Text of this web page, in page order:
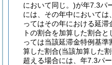
において同じ。)が年7.3パ
には、その年中において
ってはその年における延
トの割合を加算した割合
っては当該延滞金特例基
算した割合(当該加算した
超える場合には、年7.3パ